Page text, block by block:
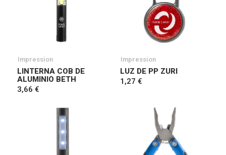
Impression
LINTERNA COB DE
ALUMINIO BETH
3,66 €
Impression
LUZ DE PP ZURI
1,27 €